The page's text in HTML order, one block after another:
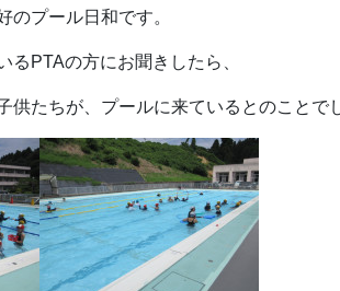
のプール日和です。
るPTAの方にお聞きしたら、
供たちが、プールに来ているとのことで